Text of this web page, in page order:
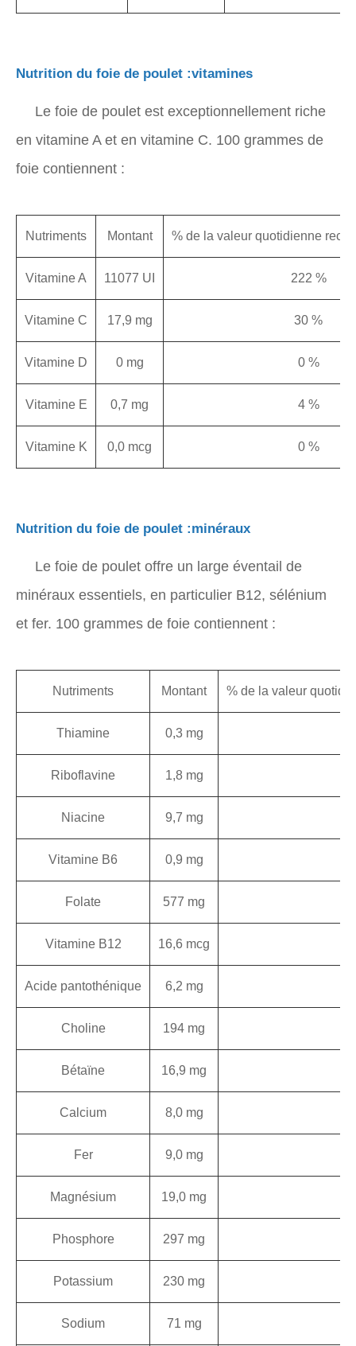
Nutrition du foie de poulet :vitamines
Le foie de poulet est exceptionnellement riche
en vitamine A et en vitamine C. 100 grammes de
foie contiennent :
Nutriments Montant % de la valeur quotidienne
Vitamine A 11077 UI 222 %
Vitamine C 17,9 mg 30 %
Vitamine D 0 mg 0 %
Vitamine E 0,7 mg 4 %
Vitamine K 0,0 mcg 0 %
Nutrition du foie de poulet :minéraux
Le foie de poulet offre un large éventail de
minéraux essentiels, en particulier B12, sélénium
et fer. 100 grammes de foie contiennent :
Nutriments Montant % de la valeur
Thiamine 0,3 mg
Riboflavine 1,8 mg
Niacine 9,7 mg
Vitamine B6 0,9 mg
Folate 577 mg
Vitamine B12 16,6 mcg
Acide pantothénique 6,2 mg
Choline 194 mg
Bétaïne 16,9 mg
Calcium 8,0 mg
Fer 9,0 mg
Magnésium 19,0 mg
Phosphore 297 mg
Potassium 230 mg
Sodium 71 mg